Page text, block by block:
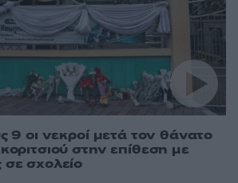
9 οι νεκροί μετά τον θάνατο
στην επίθεση με
σχολείο